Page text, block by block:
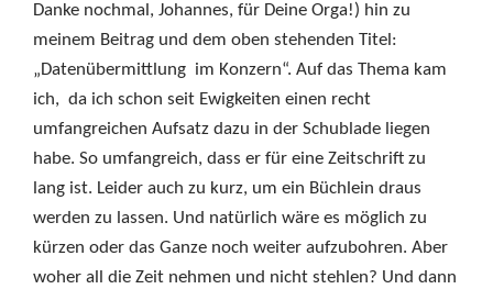
Danke nochmal, Johannes, für Deine Orga!) hin zu
meinem Beitrag und dem oben stehenden Titel:
„Datenübermittlung im Konzern“. Auf das Thema kam
ich, da ich schon seit Ewigkeiten einen recht
umfangreichen Aufsatz dazu in der Schublade liegen
habe. So umfangreich, dass er für eine Zeitschrift zu
lang ist. Leider auch zu kurz, um ein Büchlein draus
werden zu lassen. Und natürlich wäre es möglich zu
kürzen oder das Ganze noch weiter aufzubohren. Aber
woher all die Zeit nehmen und nicht stehlen? Und dann